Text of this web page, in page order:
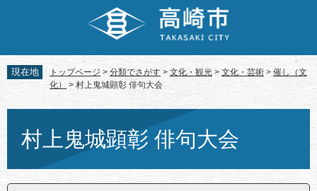
先
頭
す。
を
飛
し
へ
現在地 トップページ > 分類でさがす > 文化・観光 > 文化・芸術 > 催し（文
化）
> 村上鬼城顕彰 俳句大会
村上鬼城顕彰 俳句大会